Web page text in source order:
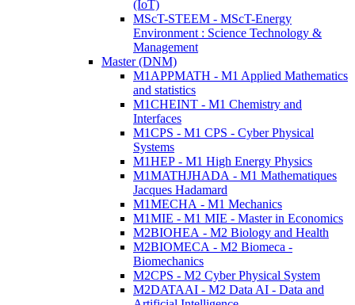
(IoT)
MScT-STEEM - MScT-Energy
Environment : Science Technology &
Management
Master (DNM)
M1APPMATH - M1 Applied Mathematics
and statistics
M1CHEINT - M1 Chemistry and
Interfaces
M1CPS - M1 CPS - Cyber Physical
Systems
M1HEP - M1 High Energy Physics
M1MATHJHADA - M1 Mathematiques
Jacques Hadamard
M1MECHA - M1 Mechanics
M1MIE - M1 MIE - Master in Economics
M2BIOHEA - M2 Biology and Health
M2BIOMECA - M2 Biomeca -
Biomechanics
M2CPS - M2 Cyber Physical System
M2DATAAI - M2 Data AI - Data and